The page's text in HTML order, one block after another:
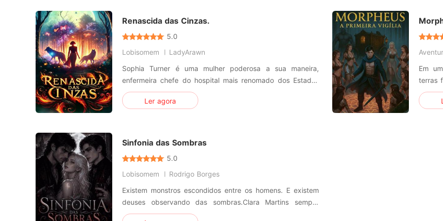
Renascida das Cinzas.
5.0
Lobisomem
LadyArawn
Sophia Turner é uma mulher poderosa a sua maneira,
enfermeira chefe do hospital mais renomado dos Estados
Unidos, com um conhecimento de medicina que deixam
muitos médicos com inveja. Ela é dona de si mesma, sabe
Ler agora
Em
terras
um
Sinfonia das Sombras
5.0
Lobisomem
Rodrigo Borges
Existem monstros escondidos entre os homens. E existem
deuses observando das sombras.Clara Martins sempre
acreditou que a verdade podia ser encontrada com uma